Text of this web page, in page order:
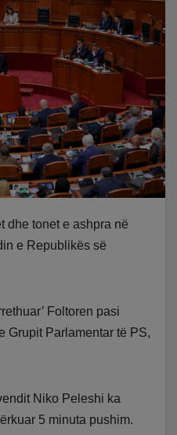
dhe tonet e ashpra në
e Republikës së
Foltoren pasi
Grupit Parlamentar të PS,
Niko Peleshi ka
5 minuta pushim.